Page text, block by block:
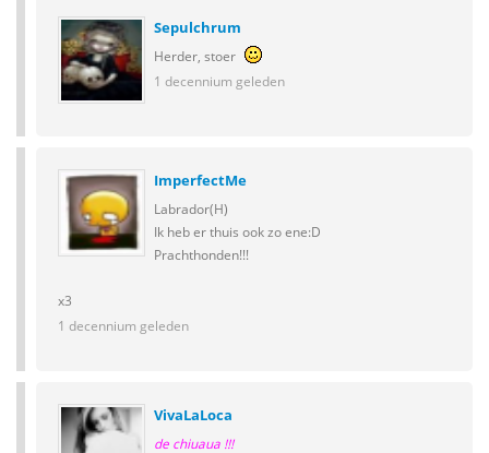
Sepulchrum
Herder, stoer
1 decennium geleden
ImperfectMe
Labrador(H)
Ik heb er thuis ook zo ene:D
Prachthonden!!!
x3
1 decennium geleden
VivaLaLoca
de chiuaua !!!